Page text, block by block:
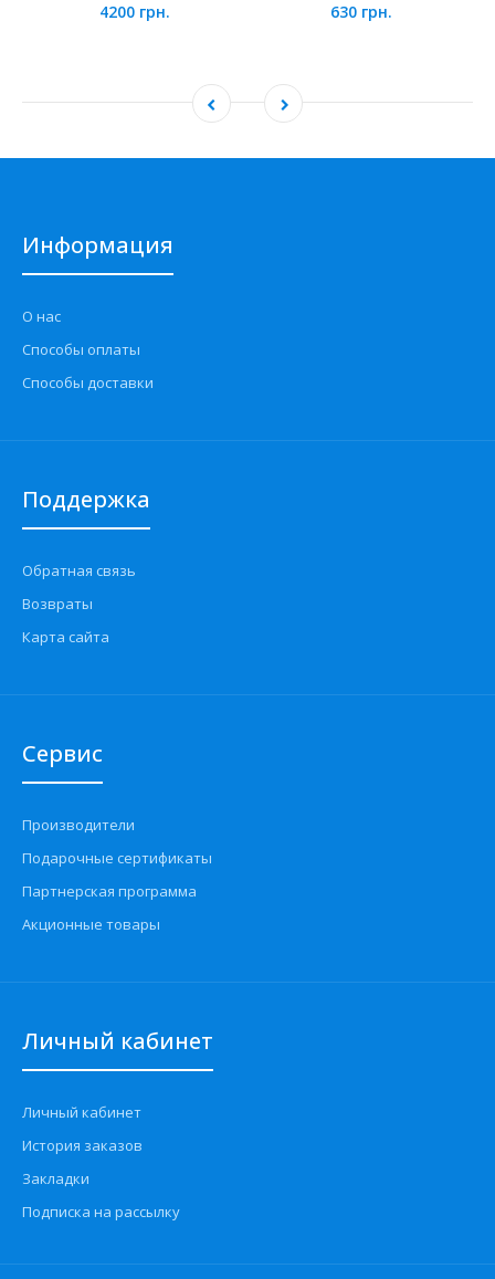
4200 грн. 630 грн.
Информация
О нас
Способы оплаты
Способы доставки
Поддержка
Обратная связь
Возвраты
Карта сайта
Сервис
Производители
Подарочные сертификаты
Партнерская программа
Акционные товары
Личный кабинет
Личный кабинет
История заказов
Закладки
Подписка на рассылку